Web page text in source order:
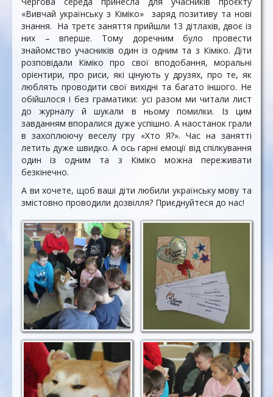
«Вивчай українську з Кіміко» заряд позитиву та нові
знання. На третє заняття прийшли 13 дітлахів, двоє із
них – вперше. Тому доречним було провести
знайомство учасників один із одним та з Кіміко. Діти
розповідали Кіміко про свої вподобання, моральні
орієнтири, про риси, які цінують у друзях, про те, як
люблять проводити свої вихідні та багато іншого. Не
обійшлося і без граматики: усі разом ми читали лист
до журналу й шукали в ньому помилки. Із цим
завданням впоралися дуже успішно. А наостанок грали
в захоплюючу веселу гру «Хто Я?». Час на занятті
летить дуже швидко. А ось гарні емоції від спілкування
один із одним та з Кіміко можна переживати
безкінечно.
А ви хочете, щоб ваші діти любили українську мову та
змістовно проводили дозвілля? Приєднуйтеся до нас!